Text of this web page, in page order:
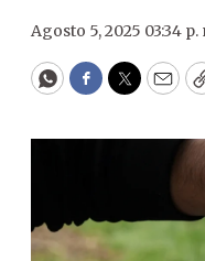
Agosto 5, 2025 03:34 p.
WhatsApp
Facebook
Twitter